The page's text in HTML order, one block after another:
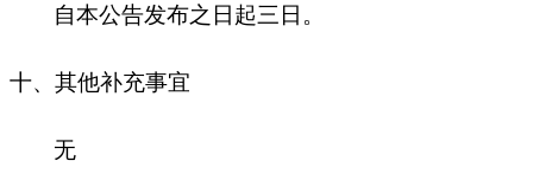
自本公告发布之日起三日。
十、其他补充事宜
无